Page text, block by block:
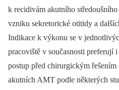
k recidivám akutního
vzniku sekretorické otitidy a
Indikace k výkonu se v
pracoviště v současnosti preferují
postup před chirurgickým
akutních AMT podle některých